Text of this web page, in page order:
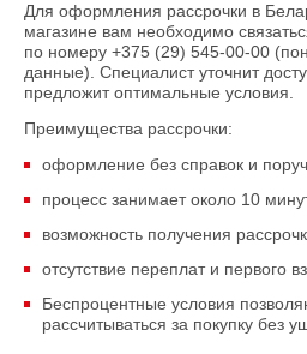
Для оформления рассрочки в
магазине вам необходимо
по номеру +375 (29) 545-00-00
данные). Специалист уточнит
предложит оптимальные условия.
Преимущества рассрочки:
оформление без справок и
процесс занимает около 10
возможность получения
отсутствие переплат и первого
Беспроцентные условия
рассчитываться за покупку без